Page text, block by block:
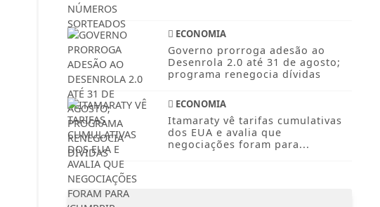
ECONOMIA
Governo prorroga adesão ao
Desenrola 2.0 até 31 de agosto;
programa renegocia dívidas
ECONOMIA
Itamaraty vê tarifas cumulativas
dos EUA e avalia que
negociações foram para...